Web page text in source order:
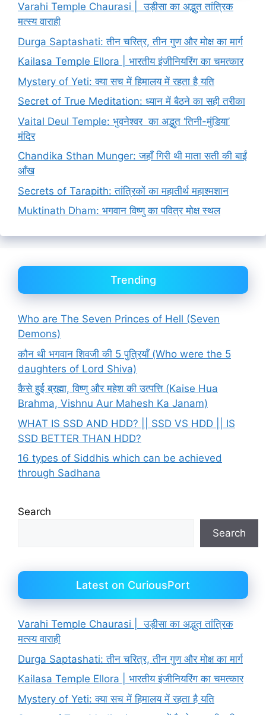
Varahi Temple Chaurasi | उड़ीसा का अद्भुत तांत्रिक
मत्स्य वाराही
Durga Saptashati: तीन चरित्र, तीन गुण और मोक्ष का मार्ग
Kailasa Temple Ellora | भारतीय इंजीनियरिंग का चमत्कार
Mystery of Yeti: क्या सच में हिमालय में रहता है यति
Secret of True Meditation: ध्यान में बैठने का सही तरीका
Vaital Deul Temple: भुवनेश्वर का अद्भुत ‘तिनी-मुंडिया’
मंदिर
Chandika Sthan Munger: जहाँ गिरी थी माता सती की बाईं
आँख
Secrets of Tarapith: तांत्रिकों का महातीर्थ महाश्मशान
Muktinath Dham: भगवान विष्णु का पवित्र मोक्ष स्थल
Trending
Who are The Seven Princes of Hell (Seven
Demons)
कौन थी भगवान शिवजी की 5 पुत्रियाँ (Who were the 5
daughters of Lord Shiva)
कैसे हुई ब्रह्मा, विष्णु और महेश की उत्पत्ति (Kaise Hua
Brahma, Vishnu Aur Mahesh Ka Janam)
WHAT IS SSD AND HDD? || SSD VS HDD || IS
SSD BETTER THAN HDD?
16 types of Siddhis which can be achieved
through Sadhana
Search
Search
Latest on CuriousPort
Varahi Temple Chaurasi | उड़ीसा का अद्भुत तांत्रिक
मत्स्य वाराही
Durga Saptashati: तीन चरित्र, तीन गुण और मोक्ष का मार्ग
Kailasa Temple Ellora | भारतीय इंजीनियरिंग का चमत्कार
Mystery of Yeti: क्या सच में हिमालय में रहता है यति